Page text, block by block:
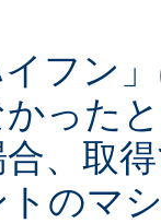
フン
った
、取
トのマ